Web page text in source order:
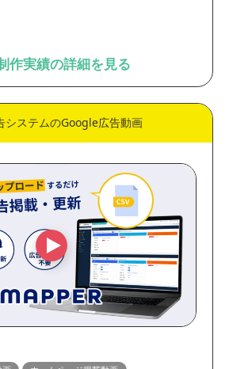
作実績の詳細を見る
システムのGoogle広告動画